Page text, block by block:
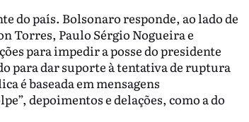
do país. Bolsonaro responde, ao lado de
Torres, Paulo Sérgio Nogueira e
para impedir a posse do presidente
para dar suporte à tentativa de ruptura
é baseada em mensagens
depoimentos e delações, como a do